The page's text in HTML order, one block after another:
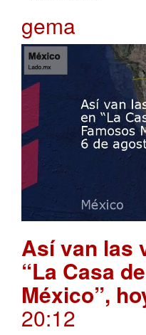
gema
Así van las
“La Casa
México”,
20:12